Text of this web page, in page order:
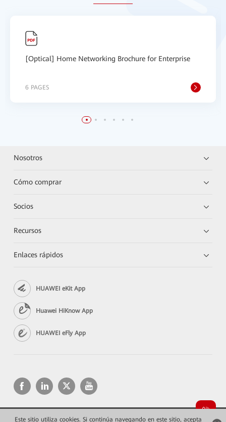
Este sitio utiliza cookies. Si continúa navegando en este sitio, acepta
[Optical] Home Networking Brochure for Enterprise
6 PAGES
Nosotros
Cómo comprar
Socios
Recursos
Enlaces rápidos
HUAWEI eKit App
Huawei HiKnow App
HUAWEI eFly App
Copyright © 2026 Huawei Technologies Co., Ltd. Todos los derechos reservados.